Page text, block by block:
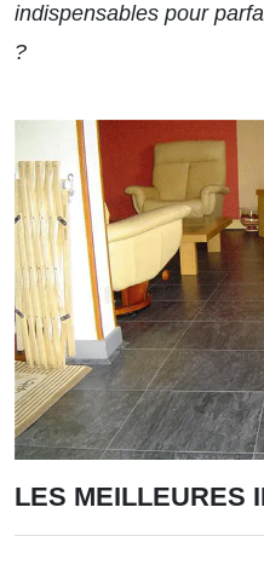
indispensables pour
?
LES MEILLEURES